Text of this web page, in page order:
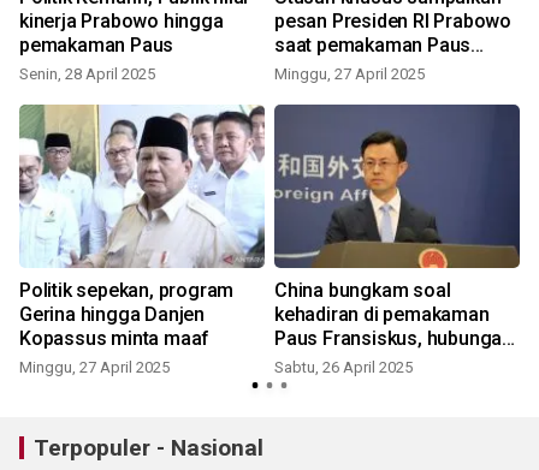
kinerja Prabowo hingga
pemakaman Paus
Senin, 28 April 2025
pesan Presiden RI Prabowo
saat pemakaman Paus
Fransikus
Minggu, 27 April 2025
Politik sepekan, program
Gerina hingga Danjen
Kopassus minta maaf
Minggu, 27 April 2025
China bungkam soal
kehadiran di pemakaman
Paus Fransiskus, hubungan
dengan Vatikan jadi sorotan
Sabtu, 26 April 2025
Terpopuler - Nasional